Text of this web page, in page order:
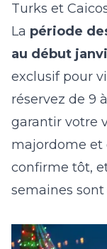
Turks et
La période
au début
exclusif pour
réservez de 9
garantir votre
majordome et
confirme tôt,
semaines sont